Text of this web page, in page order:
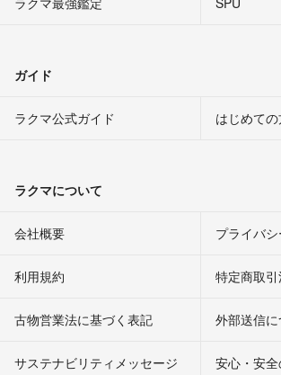
ガイド
ラクマ公式ガイド はじめて
ラクマについて
会社概要 プライバ
利用規約 特定商取
古物営業法に基づく表記 外部送信
サステナビリティメッセージ 安心・安